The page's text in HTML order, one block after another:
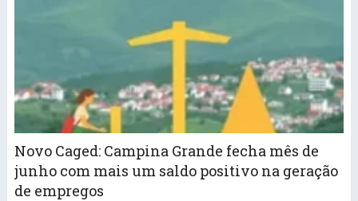
Novo Caged: Campina Grande fecha mês de
junho com mais um saldo positivo na geração
de empregos